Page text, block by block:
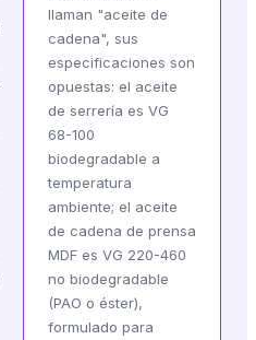
llaman "aceite de
cadena", sus
especificaciones son
opuestas: el aceite
de serrería es VG
68-100
biodegradable a
temperatura
ambiente; el aceite
de cadena de prensa
MDF es VG 220-460
no biodegradable
(PAO o éster),
formulado para